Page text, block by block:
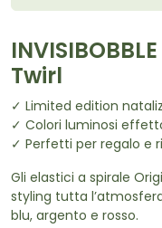
Twirl
✓ Limited edition
✓ Colori luminosi
✓ Perfetti per regalo e
Gli elastici a spirale
styling tutta
blu, argento e rosso.